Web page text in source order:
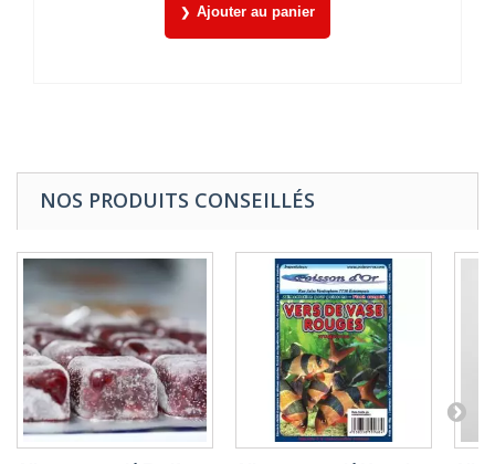
Ajouter au panier
NOS PRODUITS CONSEILLÉS